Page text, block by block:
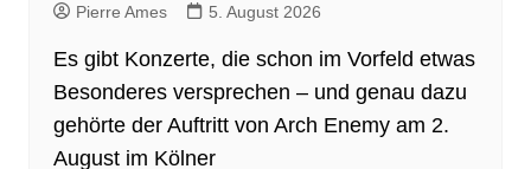
Pierre Ames 5. August 2026
Es gibt Konzerte, die schon im Vorfeld etwas
Besonderes versprechen – und genau dazu
gehörte der Auftritt von Arch Enemy am 2.
August im Kölner